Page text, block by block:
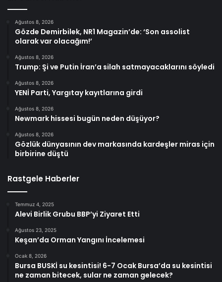
Ağustos 8, 2026
Gözde Demirbilek, NR1 Magazin’de: ‘Son assolist
olarak var olacağım!’
Ağustos 8, 2026
Trump: Şi ve Putin İran’a silah satmayacaklarını söyledi
Ağustos 8, 2026
YENİ Parti, Yargıtay kayıtlarına girdi
Ağustos 8, 2026
Newmark hissesi bugün neden düşüyor?
Ağustos 8, 2026
Gözlük dünyasının dev markasında kardeşler miras için
birbirine düştü
Rastgele Haberler
Temmuz 4, 2025
Alevi Birlik Grubu BBP’yi Ziyaret Etti
Ağustos 23, 2025
Keşan’da Orman Yangını İncelemesi
Ocak 8, 2026
Bursa BUSKİ su kesintisi! 6-7 Ocak Bursa’da su kesintisi
ne zaman bitecek, sular ne zaman gelecek?